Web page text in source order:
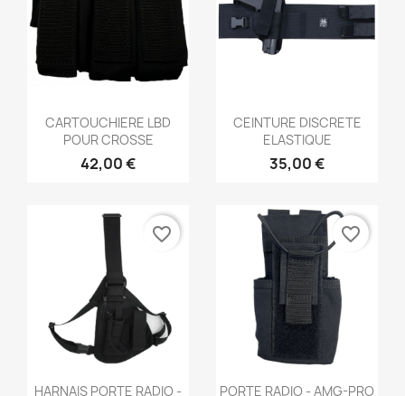
Aperçu rapide
CARTOUCHIERE LBD
POUR CROSSE
42,00 €
Aperçu rapide
CEINTURE DISCRETE
ELASTIQUE
35,00 €
Aperçu rapide
HARNAIS PORTE RADIO -
favorite_border
Aperçu rapide
PORTE RADIO - AMG-PRO
favorite_border